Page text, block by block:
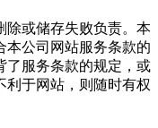
或储存失败负责。本
本公司网站服务条款的
了服务条款的规定，或
利于网站，则随时有权